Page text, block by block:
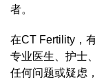
者。
在CT Fertility，
专业医生、护士
任何问题或疑虑